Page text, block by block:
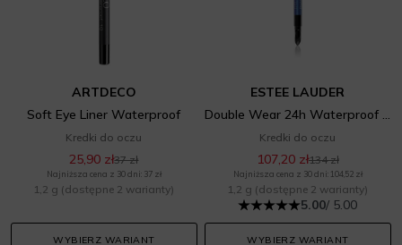
ARTDECO
Soft Eye Liner Waterproof
Kredki do oczu
25,90 zł37 zł
Najniższa cena z 30 dni: 37 zł
1,2 g (dostępne 2 warianty)
WYBIERZ WARIANT
ESTEE LAUDER
Kredki do oczu
107,20 zł134 zł
Najniższa cena z 30 dni: 104,52 zł
1,2 g (dostępne 2 warianty)
5.00/ 5.00
WYBIERZ WARIANT